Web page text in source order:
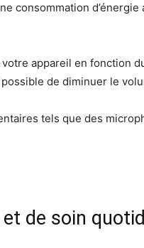
consommation
appareil en fonction
de diminuer le
tels que des
de soin